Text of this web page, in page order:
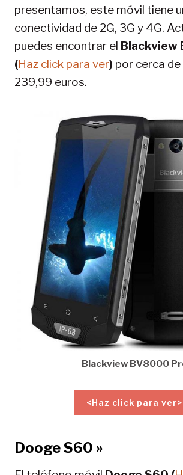
presentamos, este móvil tiene
conectividad de 2G, 3G y 4G.
puedes encontrar el Blackview
(Haz click para ver) por cerca de
239,99 euros.
Blackview BV8000
<Haz click para ver>
Dooge S60 »